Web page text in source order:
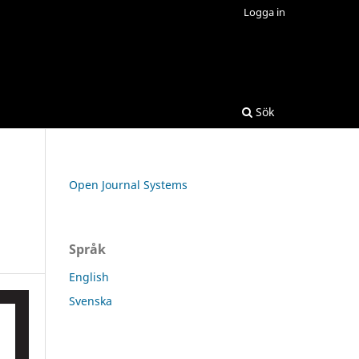
Sök
Logga in
Open Journal Systems
Språk
English
Svenska